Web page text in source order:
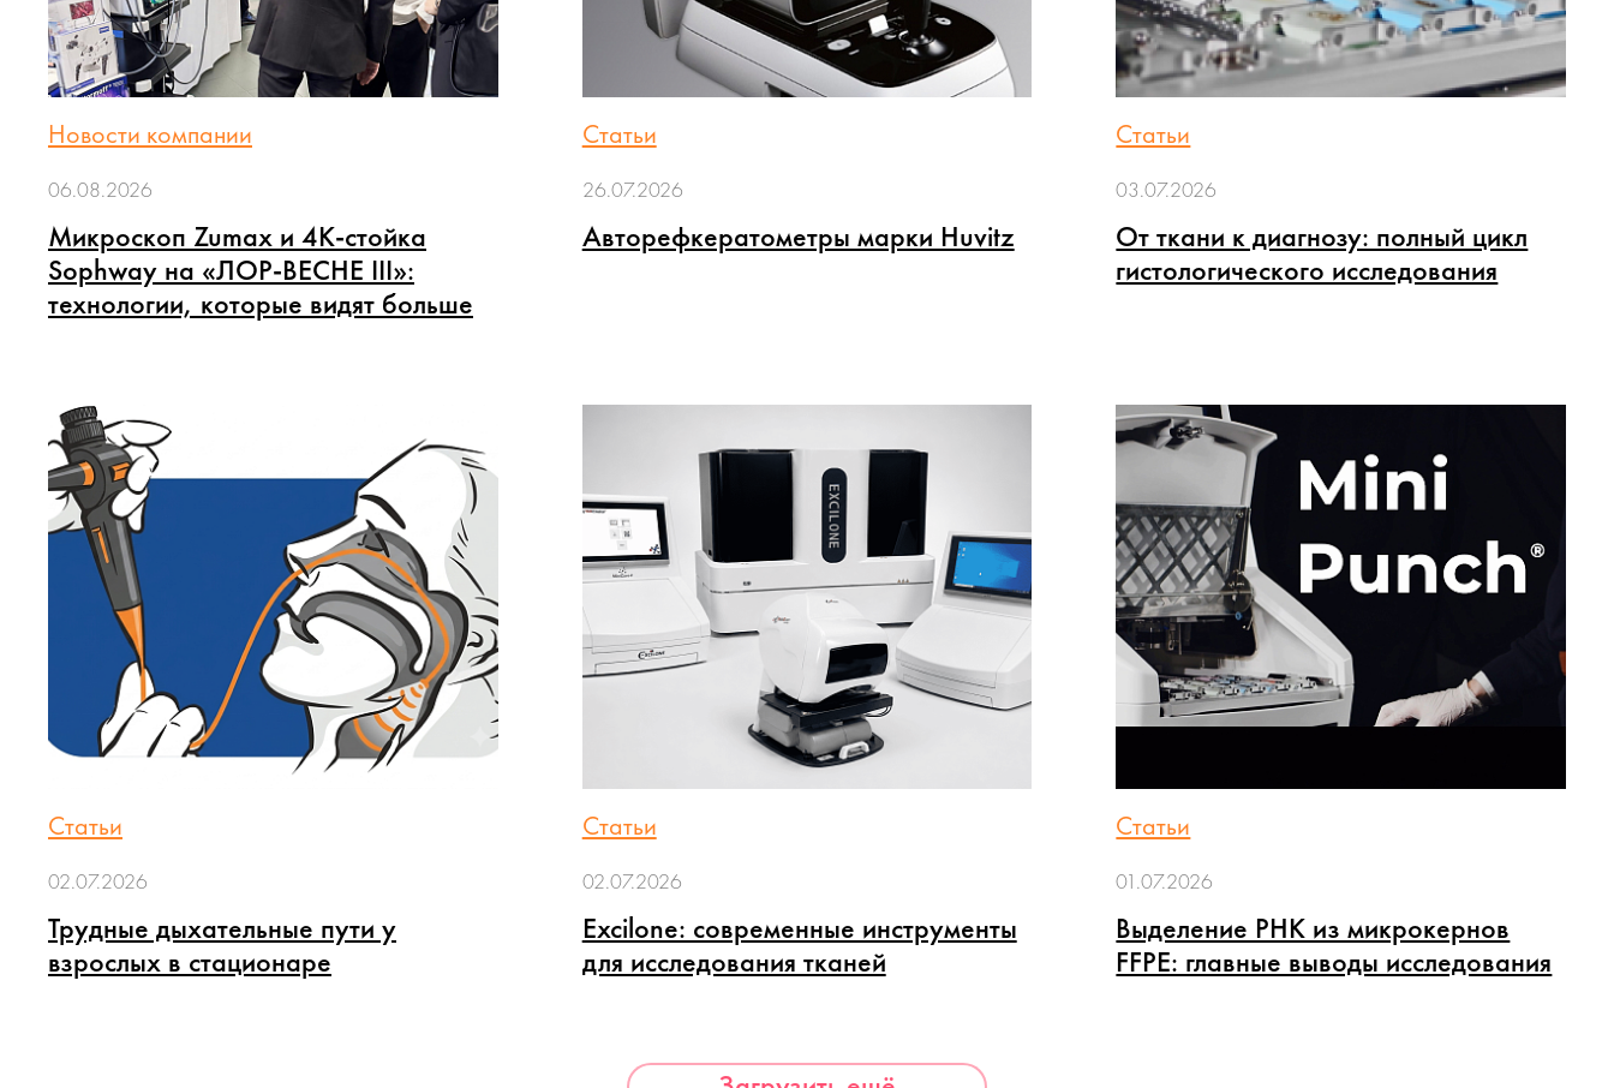
Новости компании
06.08.2026
Микроскоп Zumax и 4K-стойка
Sophway на «ЛОР-ВЕСНЕ III»:
технологии, которые видят больше
Статьи
26.07.2026
Авторефкератометры марки Huvitz
Статьи
03.07.2026
От ткани к диагнозу: полный цикл
гистологического исследования
Статьи
02.07.2026
Трудные дыхательные пути у
взрослых в стационаре
Статьи
02.07.2026
Excilone: современные инструменты
для исследования тканей
Статьи
01.07.2026
Выделение РНК из микрокернов
FFPE: главные выводы исследования